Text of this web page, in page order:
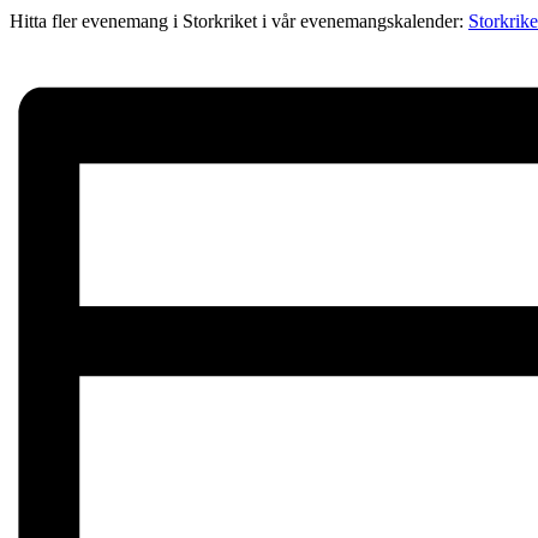
Hitta fler evenemang i Storkriket i vår evenemangskalender: